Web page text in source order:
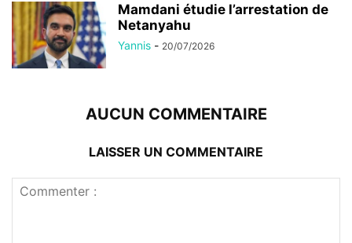
Mamdani étudie l’arrestation de
Netanyahu
Yannis - 20/07/2026
AUCUN COMMENTAIRE
LAISSER UN COMMENTAIRE